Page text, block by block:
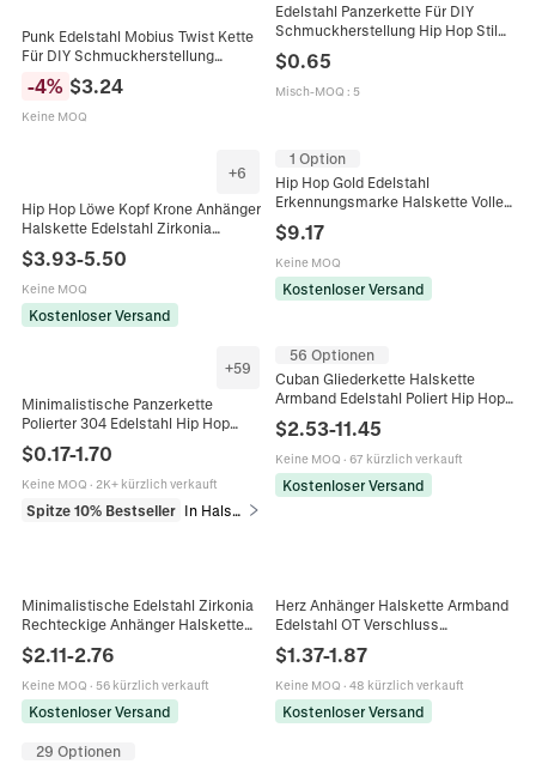
Punk Edelstahl Mobius Twist Kette
Für DIY Schmuckherstellung
Herren Damen Spiegelpoliert
Halskette Armband Gliederkette
-4% $3.24
Keine MOQ
Edelstahl Panzerkette Für DIY
Schmuckherstellung Hip Hop Stil
Gliederkette Für Halskette
Armband Zubehör Damen Herren
Basteln
$0.65
Misch-MOQ : 5
+6
Hip Hop Löwe Kopf Krone Anhänger
Halskette Edelstahl Zirkonia
Party Schmuck Gold Silber
$3.93-5.50
Keine MOQ
Kostenloser Versand
1 Option
Hip Hop Gold Edelstahl
Erkennungsmarke Halskette Voller
Strass Besetzt Militär Anhänger
Quadrat Box Kette Trendy Herren
Schmuck
$9.17
Keine MOQ
Kostenloser Versand
+59
Minimalistische Panzerkette
Polierter 304 Edelstahl Hip Hop
Punk Streetwear Mode Schmuck
Für Herren Damen
$0.17-1.70
Keine MOQ · 2K+ kürzlich verkauft
Spitze 10% Bestseller In Halsketten
56 Optionen
Cuban Gliederkette Halskette
Armband Edelstahl Poliert Hip Hop
Verblassend Geometrisch
$2.53-11.45
Keine MOQ · 67 kürzlich verkauft
Kostenloser Versand
Minimalistische Edelstahl Zirkonia
Rechteckige Anhänger Halskette
Silber Kette Für Damen Schmuck
$2.11-2.76
Keine MOQ · 56 kürzlich verkauft
Kostenloser Versand
Herz Anhänger Halskette Armband
Edelstahl OT Verschluss
Ziffern Graviert Hip Hop Punk
Schmuck
$1.37-1.87
Keine MOQ · 48 kürzlich verkauft
Kostenloser Versand
29 Optionen